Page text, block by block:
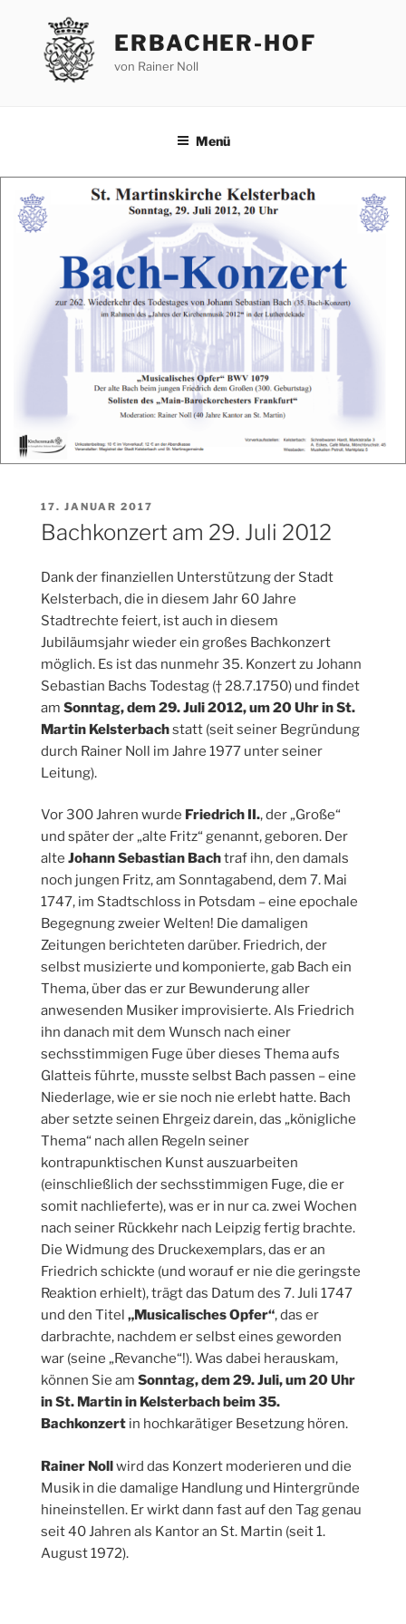
springen
ERBACHER-HOF
von Rainer Noll
Menü
VERÖFFENTLICHT
AM
17. JANUAR 2017
Bachkonzert am 29. Juli 2012
Dank der finanziellen Unterstützung der Stadt
Kelsterbach, die in diesem Jahr 60 Jahre
Stadtrechte feiert, ist auch in diesem
Jubiläumsjahr wieder ein großes Bachkonzert
möglich. Es ist das nunmehr 35. Konzert zu Johann
Sebastian Bachs Todestag († 28.7.1750) und findet
am Sonntag, dem 29. Juli 2012, um 20 Uhr in St.
Martin Kelsterbachstatt (seit seiner Begründung
durch Rainer Noll im Jahre 1977 unter seiner
Leitung).
Vor 300 Jahren wurde Friedrich II., der „Große“
und später der „alte Fritz“ genannt, geboren. Der
alte Johann Sebastian Bachtraf ihn, den damals
noch jungen Fritz, am Sonntagabend, dem 7. Mai
1747, im Stadtschloss in Potsdam – eine epochale
Begegnung zweier Welten! Die damaligen
Zeitungen berichteten darüber. Friedrich, der
selbst musizierte und komponierte, gab Bach ein
Thema, über das er zur Bewunderung aller
anwesenden Musiker improvisierte. Als Friedrich
ihn danach mit dem Wunsch nach einer
sechsstimmigen Fuge über dieses Thema aufs
Glatteis führte, musste selbst Bach passen – eine
Niederlage, wie er sie noch nie erlebt hatte. Bach
aber setzte seinen Ehrgeiz darein, das „königliche
Thema“ nach allen Regeln seiner
kontrapunktischen Kunst auszuarbeiten
(einschließlich der sechsstimmigen Fuge, die er
somit nachlieferte), was er in nur ca. zwei Wochen
nach seiner Rückkehr nach Leipzig fertig brachte.
Die Widmung des Druckexemplars, das er an
Friedrich schickte (und worauf er nie die geringste
Reaktion erhielt), trägt das Datum des 7. Juli 1747
und den Titel „Musicalisches Opfer“, das er
darbrachte, nachdem er selbst eines geworden
war (seine „Revanche“!). Was dabei herauskam,
können Sie am Sonntag, dem 29. Juli, um 20 Uhr
in St. Martin in Kelsterbach beim 35.
Bachkonzert in hochkarätiger Besetzung hören.
Rainer Nollwird das Konzert moderieren und die
Musik in die damalige Handlung und Hintergründe
hineinstellen. Er wirkt dann fast auf den Tag genau
seit 40 Jahren als Kantor an St. Martin (seit 1.
August 1972).